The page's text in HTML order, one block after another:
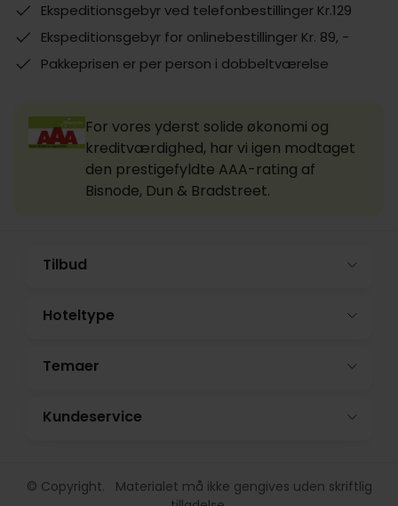
Ekspeditionsgebyr ved telefonbestillinger Kr.129
Ekspeditionsgebyr for onlinebestillinger Kr. 89, -
Pakkeprisen er per person i dobbeltværelse
For vores yderst solide økonomi og
kreditværdighed, har vi igen modtaget
den prestigefyldte AAA-rating af
Bisnode, Dun & Bradstreet.
Tilbud
Hoteltype
Temaer
Kundeservice
© Copyright. Materialet må ikke gengives uden skriftlig